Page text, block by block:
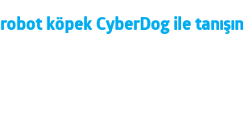
köpek CyberDog ile tanışın